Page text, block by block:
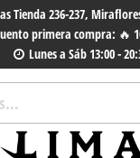
Tienda 236-237,
primera compra: 🔥
Lunes a Sáb 13:00 -